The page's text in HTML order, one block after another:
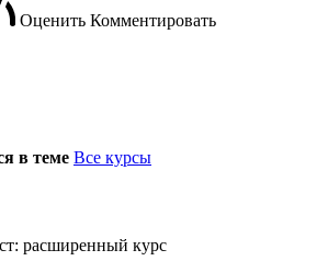
Оценить Комментировать
в теме Все курсы
расширенный курс